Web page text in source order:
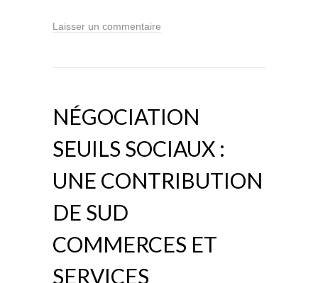
Laisser un commentaire
NÉGOCIATION
SEUILS SOCIAUX :
UNE CONTRIBUTION
DE SUD
COMMERCES ET
SERVICES